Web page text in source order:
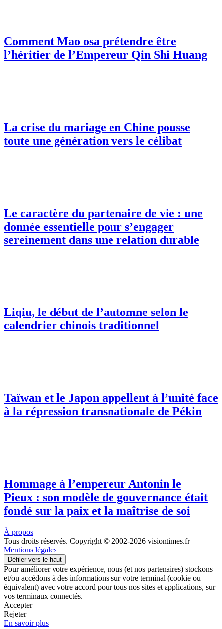
Comment Mao osa prétendre être
l’héritier de l’Empereur Qin Shi Huang
La crise du mariage en Chine pousse
toute une génération vers le célibat
Le caractère du partenaire de vie : une
donnée essentielle pour s’engager
sereinement dans une relation durable
Liqiu, le début de l’automne selon le
calendrier chinois traditionnel
Taïwan et le Japon appellent à l’unité face
à la répression transnationale de Pékin
Hommage à l’empereur Antonin le
Pieux : son modèle de gouvernance était
fondé sur la paix et la maîtrise de soi
À propos
Tous droits réservés. Copyright © 2002-2026 visiontimes.fr
Mentions légales
Défiler vers le haut
Pour améliorer votre expérience, nous (et nos partenaires) stockons
et/ou accédons à des informations sur votre terminal (cookie ou
équivalent) avec votre accord pour tous nos sites et applications, sur
vos terminaux connectés.
Accepter
Rejeter
En savoir plus